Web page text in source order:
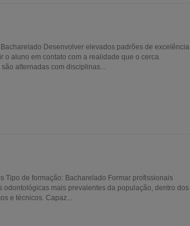
Desenvolver elevados padrões de excelência
o aluno em contato com a realidade que o cerca.
alternadas com disciplinas...
Tipo de formação: Bacharelado Formar profissionais
mais prevalentes da população, dentro dos
e técnicos. Capaz...